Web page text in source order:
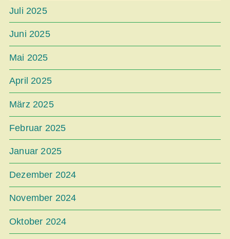
Juli 2025
Juni 2025
Mai 2025
April 2025
März 2025
Februar 2025
Januar 2025
Dezember 2024
November 2024
Oktober 2024